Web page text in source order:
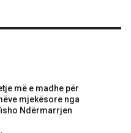
më e madhe për
mjekësore nga
Ndërmarrjen